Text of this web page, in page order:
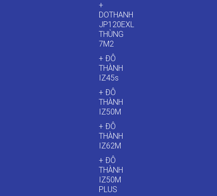
+
DOTHANH
JP120EXL
THÙNG
7M2
+ ĐÔ
THÀNH
IZ45s
+ ĐÔ
THÀNH
IZ50M
+ ĐÔ
THÀNH
IZ62M
+ ĐÔ
THÀNH
IZ50M
PLUS